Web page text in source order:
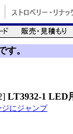
す。
LT3932-1 LED
にジャンプ